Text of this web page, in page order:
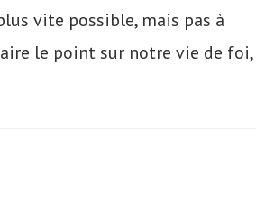
vite possible, mais pas à
le point sur notre vie de foi,